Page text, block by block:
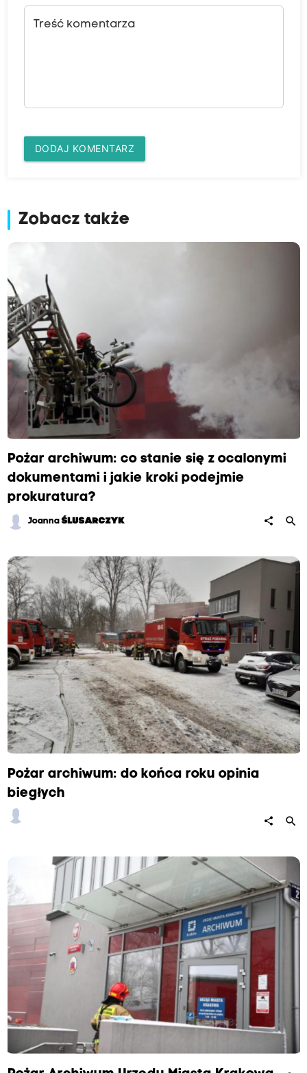
Treść komentarza
DODAJ KOMENTARZ
Zobacz także
Pożar archiwum: co stanie się z ocalonymi
dokumentami i jakie kroki podejmie
prokuratura?
JoannaŚLUSARCZYK share search
Pożar archiwum: do końca roku opinia
biegłych
share search